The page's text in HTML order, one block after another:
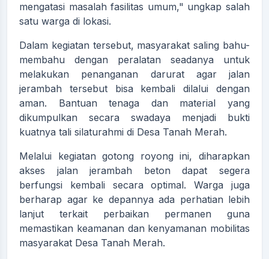
mengatasi masalah fasilitas umum," ungkap salah
satu warga di lokasi.
Dalam kegiatan tersebut, masyarakat saling bahu-
membahu dengan peralatan seadanya untuk
melakukan penanganan darurat agar jalan
jerambah tersebut bisa kembali dilalui dengan
aman. Bantuan tenaga dan material yang
dikumpulkan secara swadaya menjadi bukti
kuatnya tali silaturahmi di Desa Tanah Merah.
Melalui kegiatan gotong royong ini, diharapkan
akses jalan jerambah beton dapat segera
berfungsi kembali secara optimal. Warga juga
berharap agar ke depannya ada perhatian lebih
lanjut terkait perbaikan permanen guna
memastikan keamanan dan kenyamanan mobilitas
masyarakat Desa Tanah Merah.